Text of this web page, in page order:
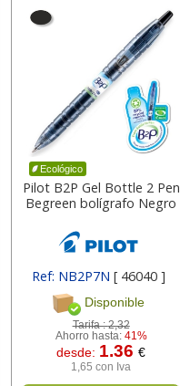
Ecológico
Pilot B2P Gel Bottle 2 Pen
Begreen bolígrafo Negro
Ref: NB2P7N [ 46040 ]
Disponible
Tarifa :2,32
Ahorro hasta: 41%
desde: 1.36€
1,65 con Iva